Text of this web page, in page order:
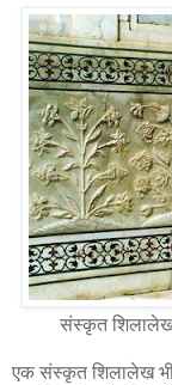
संस्कृत शिलालेख
एक संस्कृत शिलालेख भी